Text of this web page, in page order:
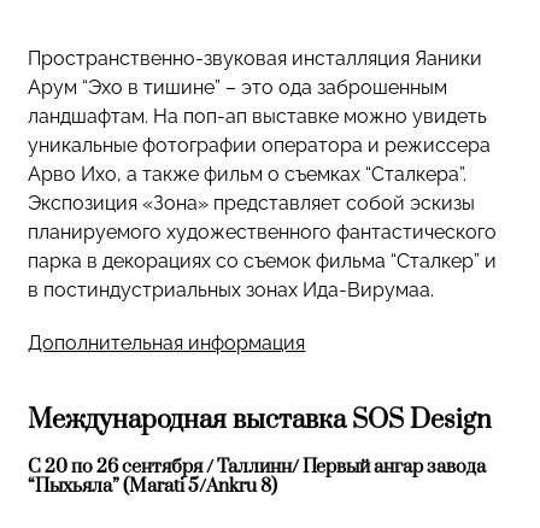
Пространственно-звуковая инсталляция Яаники
Арум “Эхо в тишине” – это ода заброшенным
ландшафтам. На поп-ап выставке можно увидеть
уникальные фотографии оператора и режиссера
Арво Ихо, а также фильм о съемках “Сталкера”.
Экспозиция «Зона» представляет собой эскизы
планируемого художественного фантастического
парка в декорациях со съемок фильма “Сталкер” и
в постиндустриальных зонах Ида-Вирумаа.
Дополнительная информация
Международная выставка SOS Design
С 20 по 26 сентября / Таллинн/ Первый ангар завода
“Пыхьяла” (Marati 5/Ankru 8)